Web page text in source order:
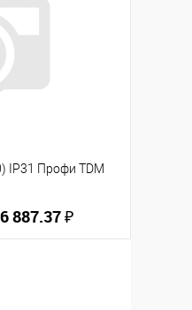
В избранное
IP31 Профи TDM
887.37 ₽